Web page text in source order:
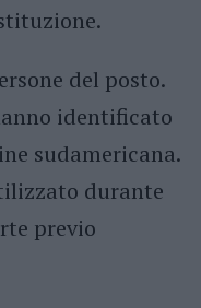
del posto.
identificato
sudamericana.
durante
previo